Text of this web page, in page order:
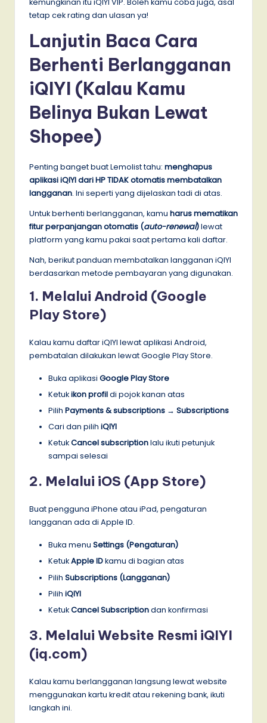
tetap cek rating dan ulasan ya!
Lanjutin Baca Cara
Berhenti Berlangganan
iQIYI (Kalau Kamu
Belinya Bukan Lewat
Shopee)
Penting banget buat Lemolist tahu: menghapus
aplikasi iQIYI dari HP TIDAK otomatis membatalkan
langganan. Ini seperti yang dijelaskan tadi di atas.
Untuk berhenti berlangganan, kamu harus mematikan
fitur perpanjangan otomatis (auto-renewal)lewat
platform yang kamu pakai saat pertama kali daftar.
Nah, berikut panduan membatalkan langganan iQIYI
berdasarkan metode pembayaran yang digunakan.
1. Melalui Android (Google
Play Store)
Kalau kamu daftar iQIYI lewat aplikasi Android,
pembatalan dilakukan lewat Google Play Store.
Buka aplikasi Google Play Store
Ketukikon profildi pojok kanan atas
Pilih Payments & subscriptions → Subscriptions
Cari dan pilih iQIYI
KetukCancel subscriptionlalu ikuti petunjuk
sampai selesai
2. Melalui iOS (App Store)
Buat pengguna iPhone atau iPad, pengaturan
langganan ada di Apple ID.
Buka menu Settings (Pengaturan)
KetukApple IDkamu di bagian atas
Pilih Subscriptions (Langganan)
Pilih iQIYI
KetukCancel Subscriptiondan konfirmasi
3. Melalui Website Resmi iQIYI
(iq.com)
Kalau kamu berlangganan langsung lewat website
menggunakan kartu kredit atau rekening bank, ikuti
langkah ini.